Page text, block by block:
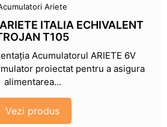
Ariete
ITALIA ECHIVALENT
T105
Acumulatorul ARIETE 6V
proiectat pentru a asigura
alimentarea...
Vezi produs